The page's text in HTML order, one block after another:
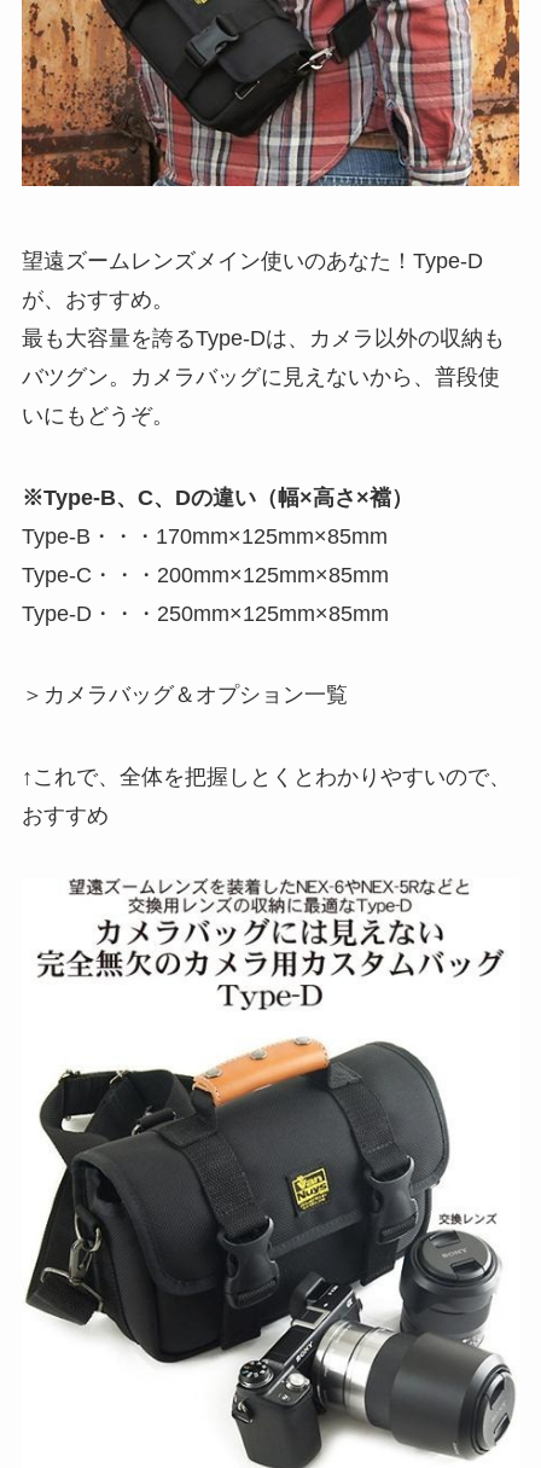
望遠ズームレンズメイン使いのあなた！Type-D
が、おすすめ。
最も大容量を誇るType-Dは、カメラ以外の収納も
バツグン。カメラバッグに見えないから、普段使
いにもどうぞ。
※Type-B、C、Dの違い（幅×高さ×襠）
Type-B・・・170mm×125mm×85mm
Type-C・・・200mm×125mm×85mm
Type-D・・・250mm×125mm×85mm
＞カメラバッグ＆オプション一覧
↑これで、全体を把握しとくとわかりやすいので、
おすすめ